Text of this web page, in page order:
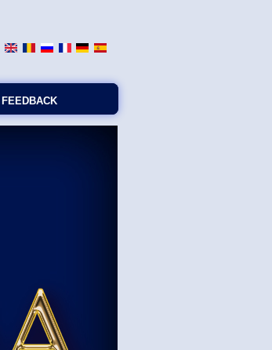
FEEDBACK